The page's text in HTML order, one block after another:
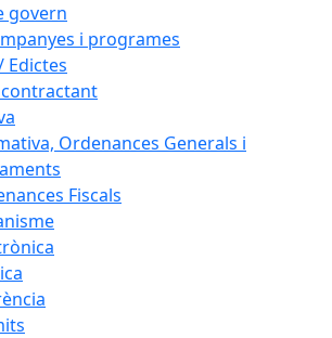
govern
i programes
Edictes
Ordenances Generals i
Fiscals